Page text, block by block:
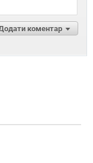
коментар